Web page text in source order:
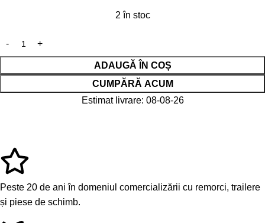
2 în stoc
ADAUGĂ ÎN COȘ
CUMPĂRĂ ACUM
Estimat livrare: 08-08-26
Peste 20 de ani în domeniul comercializării cu remorci, trailere
și piese de schimb.